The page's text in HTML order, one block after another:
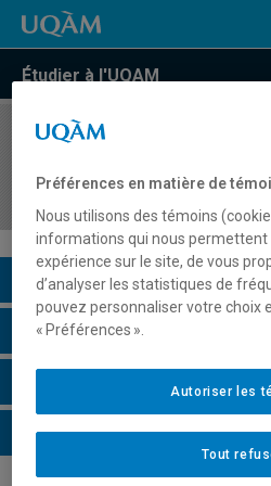
Étudier à l'UQAM
COURS//
journalisme
Description du cours
Horaire - Été 2026
Horaire - Automne 2026
Horaire - Hiver 2027
Préférences en matière de
Nous utilisons des témoins
informations qui nous permettent
expérience sur le site, de vous
d’analyser les statistiques de
pouvez personnaliser votre choix
« Préférences ».
Tout
Autoriser les